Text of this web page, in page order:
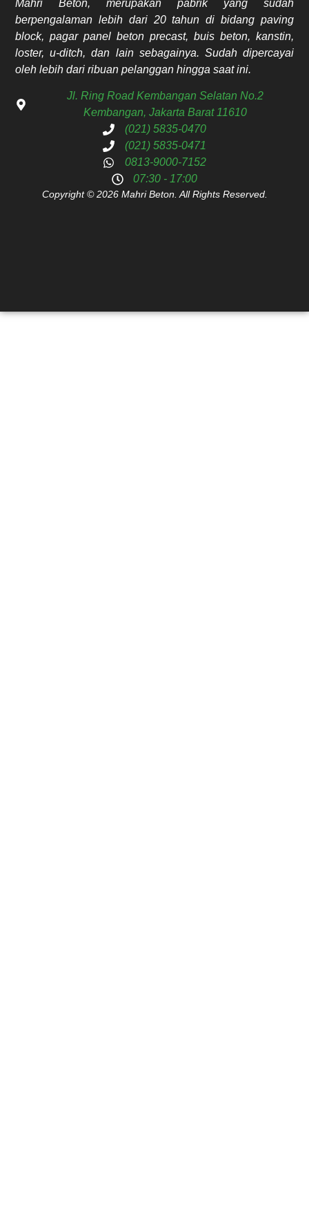
Mahri Beton, merupakan pabrik yang sudah
berpengalaman lebih dari 20 tahun di bidang paving
block, pagar panel beton precast, buis beton, kanstin,
loster, u-ditch, dan lain sebagainya. Sudah dipercayai
oleh lebih dari ribuan pelanggan hingga saat ini.
Jl. Ring Road Kembangan Selatan No.2
Kembangan, Jakarta Barat 11610
(021) 5835-0470
(021) 5835-0471
0813-9000-7152
07:30 - 17:00
Copyright © 2026 Mahri Beton. All Rights Reserved.